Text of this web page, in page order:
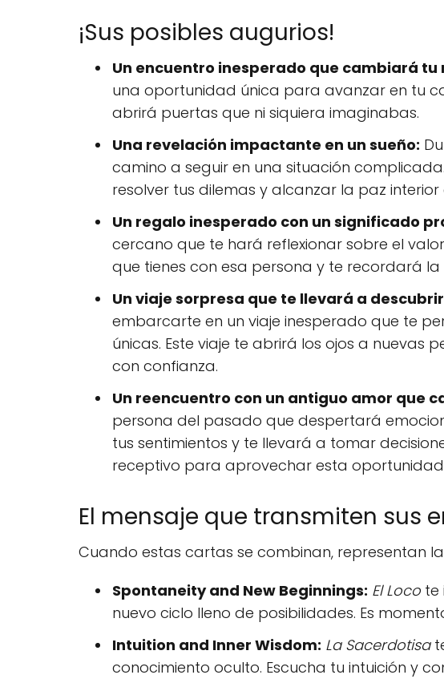
¡Sus posibles augurios!
Un encuentro inesperado que cambiará tu
una oportunidad única para avanzar en tu
abrirá puertas que ni siquiera imaginabas.
Una revelación impactante en un sueño:
camino a seguir en una situación
resolver tus dilemas y alcanzar la paz
Un regalo inesperado con un significado
cercano que te hará reflexionar sobre el
que tienes con esa persona y te recordará
Un viaje sorpresa que te llevará a
embarcarte en un viaje inesperado que te
únicas. Este viaje te abrirá los ojos a
con confianza.
Un reencuentro con un antiguo amor que
persona del pasado que despertará
tus sentimientos y te llevará a tomar
receptivo para aprovechar esta
El mensaje que transmiten sus
Cuando estas cartas se combinan, representan
Spontaneity and New Beginnings: El Loco te
nuevo ciclo lleno de posibilidades. Es
Intuition and Inner Wisdom: La Sacerdotisa
conocimiento oculto. Escucha tu intuición y